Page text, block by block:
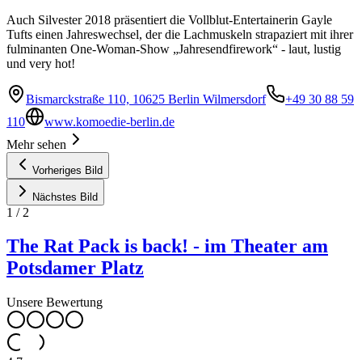
Auch Silvester 2018 präsentiert die Vollblut-Entertainerin Gayle
Tufts einen Jahreswechsel, der die Lachmuskeln strapaziert mit ihrer
fulminanten One-Woman-Show „Jahresendfirework“ - laut, lustig
und very hot!
Bismarckstraße 110, 10625 Berlin Wilmersdorf
+49 30 88 59
110
www.komoedie-berlin.de
Mehr sehen
Vorheriges Bild
Nächstes Bild
1 / 2
The Rat Pack is back! - im Theater am
Potsdamer Platz
Unsere Bewertung